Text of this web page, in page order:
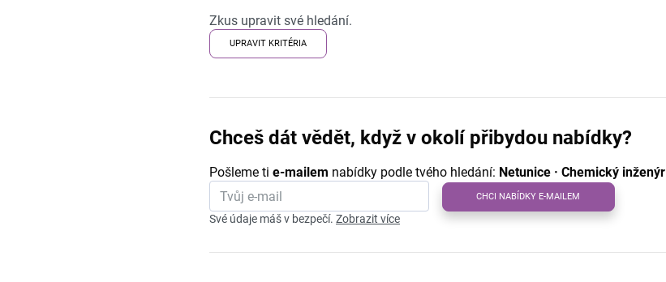
Zkus upravit své hledání.
UPRAVIT KRITÉRIA
Chceš dát vědět, když v okolí přibydou nabídky?
Pošleme ti e-mailem nabídky podle tvého hledání: Netunice · Chemický inženýr
CHCI NABÍDKY E-MAILEM
Své údaje máš v bezpečí. Zobrazit více